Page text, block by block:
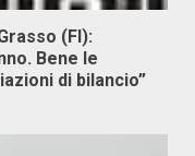
(FI):
Bene le
di bilancio”